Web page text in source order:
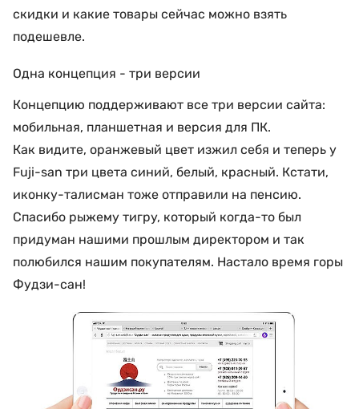
скидки и какие товары сейчас можно взять
подешевле.
Одна концепция - три версии
Концепцию поддерживают все три версии сайта:
мобильная, планшетная и версия для ПК.
Как видите, оранжевый цвет изжил себя и теперь у
Fuji-san три цвета синий, белый, красный. Кстати,
иконку-талисман тоже отправили на пенсию.
Спасибо рыжему тигру, который когда-то был
придуман нашими прошлым директором и так
полюбился нашим покупателям. Настало время горы
Фудзи-сан!